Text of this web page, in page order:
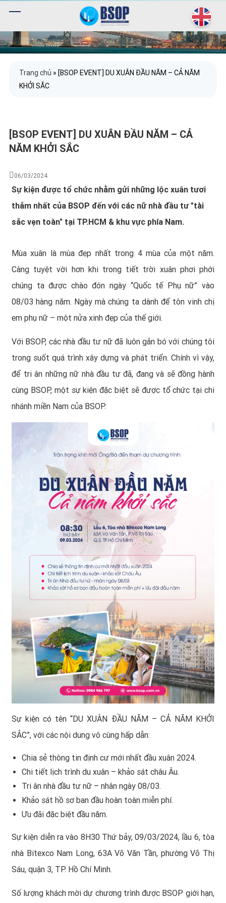
Trang chủ » [BSOP EVENT] DU XUÂN ĐẦU NĂM – CẢ NĂM
KHỞI SẮC
[BSOP EVENT] DU XUÂN ĐẦU NĂM – CẢ
NĂM KHỞI SẮC
06/03/2024
Sự kiện được tổ chức nhằm gửi những lộc xuân tươi
thắm nhất của BSOP đến với các nữ nhà đầu tư "tài
sắc vẹn toàn" tại TP.HCM & khu vực phía Nam.
Mùa xuân là mùa đẹp nhất trong 4 mùa của một năm.
Càng tuyệt vời hơn khi trong tiết trời xuân phơi phới
chúng ta được chào đón ngày “Quốc tế Phụ nữ” vào
08/03 hàng năm. Ngày mà chúng ta dành để tôn vinh chị
em phụ nữ – một nửa xinh đẹp của thế giới.
Với BSOP, các nhà đầu tư nữ đã luôn gắn bó với chúng tôi
trong suốt quá trình xây dựng và phát triển. Chính vì vậy,
để tri ân những nữ nhà đầu tư đã, đang và sẽ đồng hành
cùng BSOP, một sự kiện đặc biệt sẽ được tổ chức tại chi
nhánh miền Nam của BSOP.
Sự kiện có tên “DU XUÂN ĐẦU NĂM – CẢ NĂM KHỞI
SẮC”, với các nội dung vô cùng hấp dẫn:
Chia sẻ thông tin định cư mới nhất đầu xuân 2024.
Chi tiết lịch trình du xuân – khảo sát châu Âu.
Tri ân nhà đầu tư nữ – nhân ngày 08/03.
Khảo sát hồ sơ ban đầu hoàn toàn miễn phí.
Ưu đãi đặc biệt đầu năm.
Sự kiện diễn ra vào 8H30 Thứ bảy, 09/03/2024, lầu 6, tòa
nhà Bitexco Nam Long, 63A Võ Văn Tần, phường Võ Thị
Sáu, quận 3, TP. Hồ Chí Minh.
Số lượng khách mời dự chương trình được BSOP giới hạn,